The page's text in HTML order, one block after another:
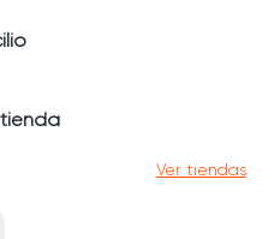
Ver tiendas